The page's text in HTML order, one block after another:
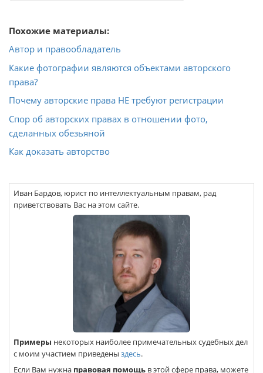
Похожие материалы:
Автор и правообладатель
Какие фотографии являются объектами авторского
права?
Почему авторские права НЕ требуют регистрации
Спор об авторских правах в отношении фото,
сделанных обезьяной
Как доказать авторство
Иван Бардов, юрист по интеллектуальным правам, рад
приветствовать Вас на этом сайте.
Примеры некоторых наиболее примечательных судебных дел
с моим участием приведены здесь.
Если Вам нужна правовая помощьв этой сфере права, можете